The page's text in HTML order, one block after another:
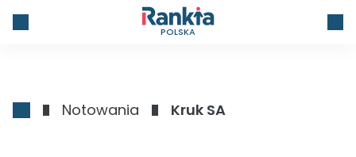
POLSKA
Notowania Kruk SA